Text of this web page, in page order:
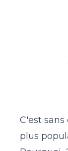
C'est
plus